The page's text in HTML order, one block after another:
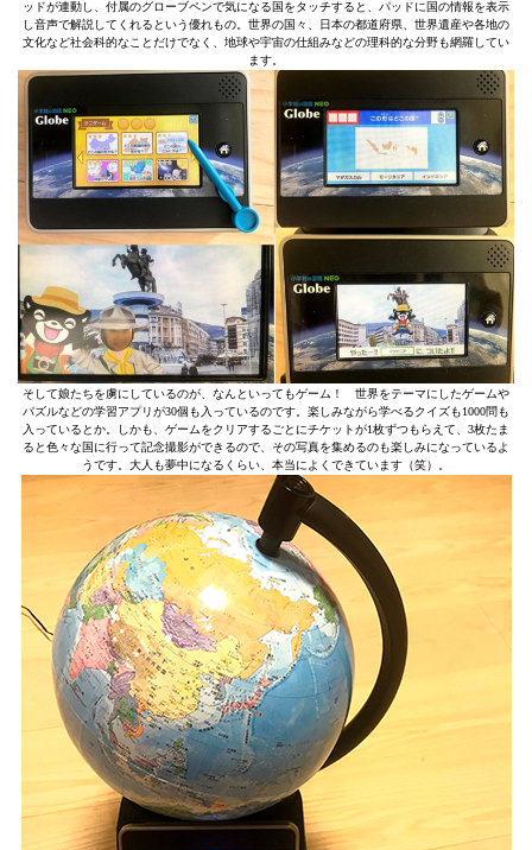
ッドが連動し、付属のグローブペンで気になる国をタッチすると、パッドに国の情報を表示
し音声で解説してくれるという優れもの。世界の国々、日本の都道府県、世界遺産や各地の
文化など社会科的なことだけでなく、地球や宇宙の仕組みなどの理科的な分野も網羅してい
ます。
そして娘たちを虜にしているのが、なんといってもゲーム！ 世界をテーマにしたゲームや
パズルなどの学習アプリが30個も入っているのです。楽しみながら学べるクイズも1000問も
入っているとか。しかも、ゲームをクリアするごとにチケットが1枚ずつもらえて、3枚たま
ると色々な国に行って記念撮影ができるので、その写真を集めるのも楽しみになっているよ
うです。大人も夢中になるくらい、本当によくできています（笑）。